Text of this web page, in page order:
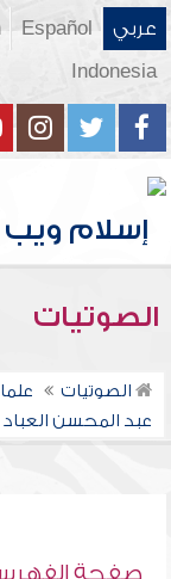
عربي Español
Indonesia
الصوتيات
الصوتيات
عبد المحسن العباد
صفحة